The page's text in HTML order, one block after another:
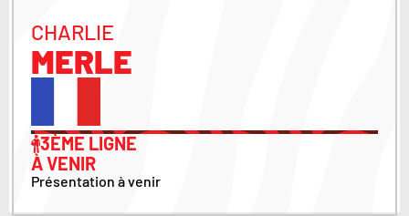
CHARLIE
MERLE
3ÈME LIGNE
À VENIR
Présentation à venir